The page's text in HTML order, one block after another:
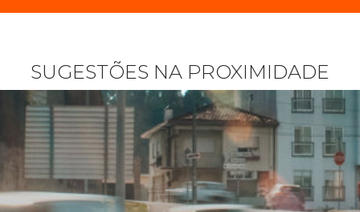
SUGESTÕES NA PROXIMIDADE